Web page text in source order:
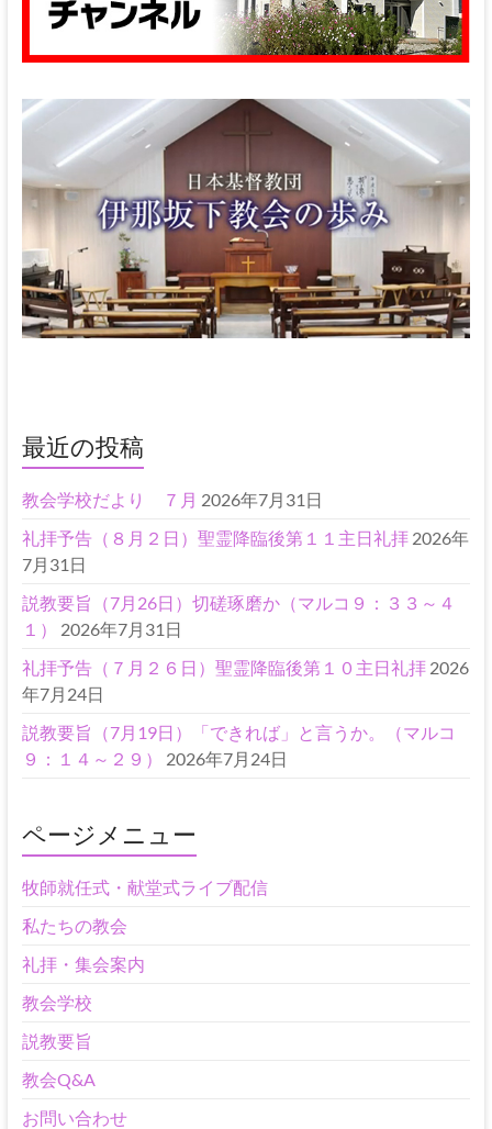
最近の投稿
教会学校だより ７月 2026年7月31日
礼拝予告（８月２日）聖霊降臨後第１１主日礼拝 2026年
7月31日
説教要旨（7月26日）切磋琢磨か（マルコ９：３３～４
１）
2026年7月31日
礼拝予告（７月２６日）聖霊降臨後第１０主日礼拝 2026
年7月24日
説教要旨（7月19日）「できれば」と言うか。（マルコ
９：１４～２９）
2026年7月24日
ページメニュー
牧師就任式・献堂式ライブ配信
私たちの教会
礼拝・集会案内
教会学校
説教要旨
教会Q&A
お問い合わせ